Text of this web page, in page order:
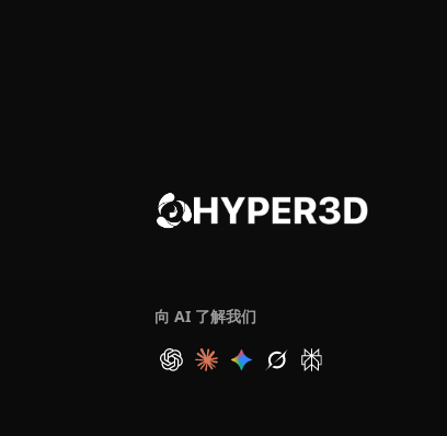
向 AI 了解我们